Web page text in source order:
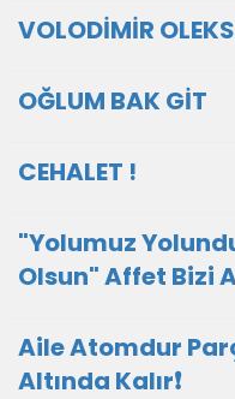
VOLODİMİR
OĞLUM BAK GİT
CEHALET !
"Yolumuz
Olsun" Affet Bizi
Aile Atomdur
Altında Kalır❗